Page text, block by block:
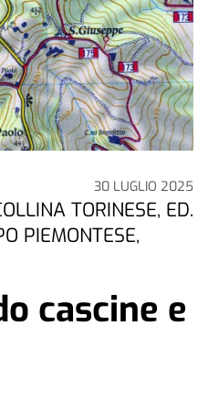
30 LUGLIO 2025
TORINESE, ED.
PIEMONTESE,
cascine e